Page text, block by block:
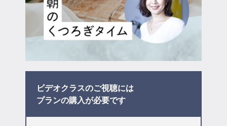
ビデオクラスのご視聴には
プランの購入が必要です